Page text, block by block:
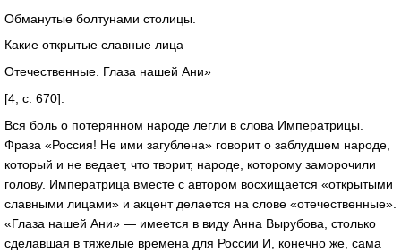
Обманутые болтунами столицы.
Какие открытые славные лица
Отечественные. Глаза нашей Ани»
[4, с. 670].
Вся боль о потерянном народе легли в слова Императрицы.
Фраза «Россия! Не ими загублена» говорит о заблудшем народе,
который и не ведает, что творит, народе, которому заморочили
голову. Императрица вместе с автором восхищается «открытыми
славными лицами» и акцент делается на слове «отечественные».
«Глаза нашей Ани» — имеется в виду Анна Вырубова, столько
сделавшая в тяжелые времена для России И, конечно же, сама